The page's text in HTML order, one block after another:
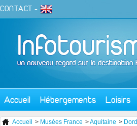
CONTACT -
Accueil Hébergements Loisirs
Accueil > Musées France >Aquitaine >